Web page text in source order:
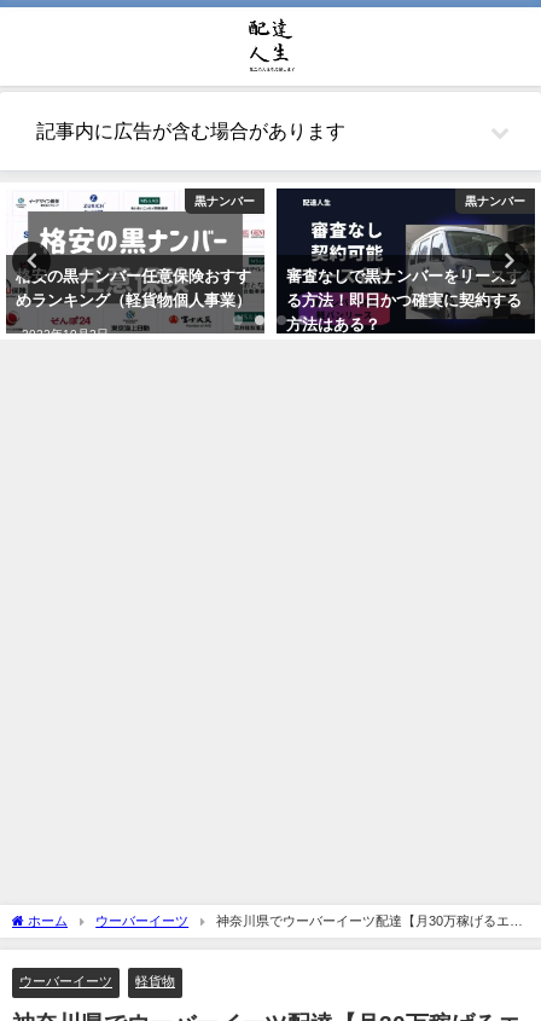
記事内に広告が含む場合があります
黒ナンバー
審査なしで黒ナンバーをリースす
る方法！即日かつ確実に契約する
方法はある？
軽貨物
軽貨物マッチングアプリ13選！お
すすめのギグワークサービスを紹
介
ホーム ウーバーイーツ
神奈川県でウーバーイーツ配達【月30万稼げるエリ
アを徹底解説】
ウーバーイーツ 軽貨物